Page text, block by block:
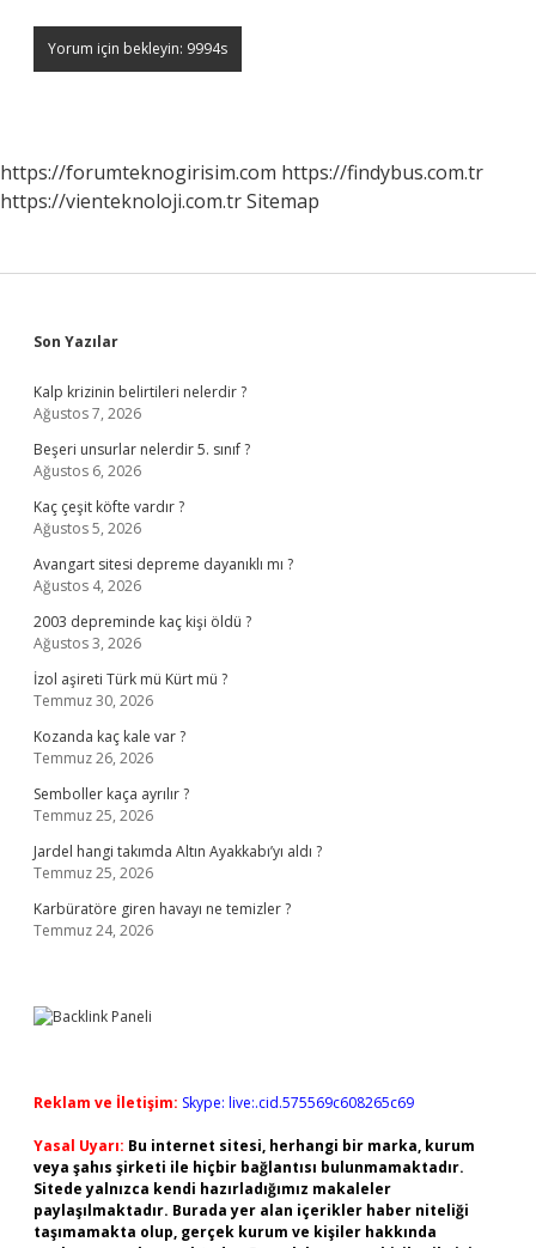
https://forumteknogirisim.com https://findybus.com.tr
https://vienteknoloji.com.trSitemap
Sidebar
Son Yazılar
Kalp krizinin belirtileri nelerdir ?
Ağustos 7, 2026
Beşeri unsurlar nelerdir 5. sınıf ?
Ağustos 6, 2026
Kaç çeşit köfte vardır ?
Ağustos 5, 2026
Avangart sitesi depreme dayanıklı mı ?
Ağustos 4, 2026
2003 depreminde kaç kişi öldü ?
Ağustos 3, 2026
İzol aşireti Türk mü Kürt mü ?
Temmuz 30, 2026
Kozanda kaç kale var ?
Temmuz 26, 2026
Semboller kaça ayrılır ?
Temmuz 25, 2026
Jardel hangi takımda Altın Ayakkabı’yı aldı ?
Temmuz 25, 2026
Karbüratöre giren havayı ne temizler ?
Temmuz 24, 2026
Reklam ve İletişim: Skype: live:.cid.575569c608265c69
Yasal Uyarı: Bu internet sitesi, herhangi bir marka, kurum
veya şahıs şirketi ile hiçbir bağlantısı bulunmamaktadır.
Sitede yalnızca kendi hazırladığımız makaleler
paylaşılmaktadır. Burada yer alan içerikler haber niteliği
taşımamakta olup, gerçek kurum ve kişiler hakkında